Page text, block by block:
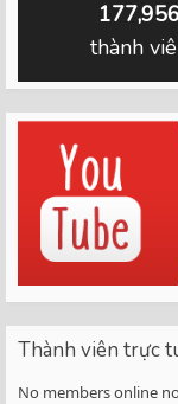
177,956
thành
Thành viên trực
No members online